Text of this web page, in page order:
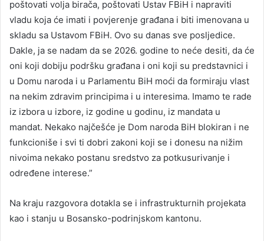
poštovati volja birača, poštovati Ustav FBiH i napraviti
vladu koja će imati i povjerenje građana i biti imenovana u
skladu sa Ustavom FBiH. Ovo su danas sve posljedice.
Dakle, ja se nadam da se 2026. godine to neće desiti, da će
oni koji dobiju podršku građana i oni koji su predstavnici i
u Domu naroda i u Parlamentu BiH moći da formiraju vlast
na nekim zdravim principima i u interesima. Imamo te rade
iz izbora u izbore, iz godine u godinu, iz mandata u
mandat. Nekako najčešće je Dom naroda BiH blokiran i ne
funkcioniše i svi ti dobri zakoni koji se i donesu na nižim
nivoima nekako postanu sredstvo za potkusurivanje i
određene interese.”
Na kraju razgovora dotakla se i infrastrukturnih projekata
kao i stanju u Bosansko-podrinjskom kantonu.